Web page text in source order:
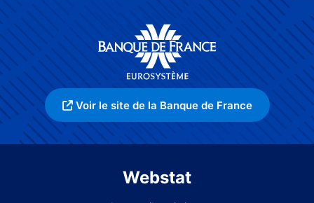
Voir le site de la Banque de France
Webstat